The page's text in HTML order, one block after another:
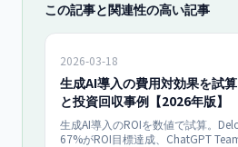
この記事と関連性の高い記事
2026-03-18
生成AI導入の費用対効果を試
と投資回収事例【2026年版】
生成AI導入のROIを数値で試算。
67%がROI目標達成、ChatGPT